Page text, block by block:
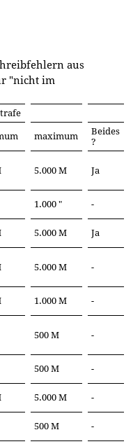
aus
"nicht im
maximum
Beides
?
5.000 M Ja
1.000 " -
5.000 M Ja
5.000 M -
1.000 M -
500 M -
500 M -
5.000 M -
500 M -